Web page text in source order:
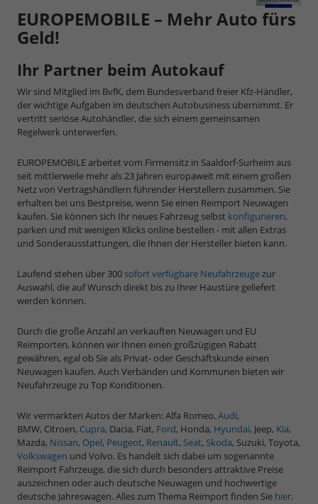
EUROPEMOBILE – Mehr Auto fürs
Geld!
Ihr Partner beim Autokauf
Wir sind Mitglied im BvfK, dem Bundesverband freier Kfz-Händler,
der wichtige Aufgaben im deutschen Autobusiness übernimmt. Er
vertritt seriöse Autohändler, die sich einem gemeinsamen
Regelwerk unterwerfen.
EUROPEMOBILE arbeitet vom Firmensitz in Saaldorf-Surheim aus
seit mittlerweile mehr als 23 Jahren europaweit mit einem großen
Netz von Vertragshändlern führender Herstellern zusammen. Sie
erhalten bei uns Bestpreise, wenn Sie einen Reimport Neuwagen
kaufen. Sie können sich Ihr neues Fahrzeug selbst konfigurieren,
parken und mit wenigen Klicks online bestellen - mit allen Extras
und Sonderausstattungen, die Ihnen der Hersteller bieten kann.
Laufend stehen über 300 sofort verfügbare Neufahrzeugezur
Auswahl, die auf Wunsch direkt bis zu Ihrer Haustüre geliefert
werden können.
Durch die große Anzahl an verkauften Neuwagen und EU
Reimporten, können wir Ihnen einen großzügigen Rabatt
gewähren, egal ob Sie als Privat- oder Geschäftskunde einen
Neuwagen kaufen. Auch Verbänden und Kommunen bieten wir
Neufahrzeuge zu Top Konditionen.
Wir vermarkten Autos der Marken: Alfa Romeo, Audi,
BMW, Citroen, Cupra, Dacia, Fiat, Ford, Honda, Hyundai, Jeep, Kia,
Mazda, Nissan, Opel, Peugeot, Renault, Seat, Skoda, Suzuki, Toyota,
Volkswagen und Volvo. Es handelt sich dabei um sogenannte
Reimport Fahrzeuge, die sich durch besonders attraktive Preise
auszeichnen oder auch deutsche Neuwagen und hochwertige
deutsche Jahreswagen. Alles zum Thema Reimport finden Sie hier.